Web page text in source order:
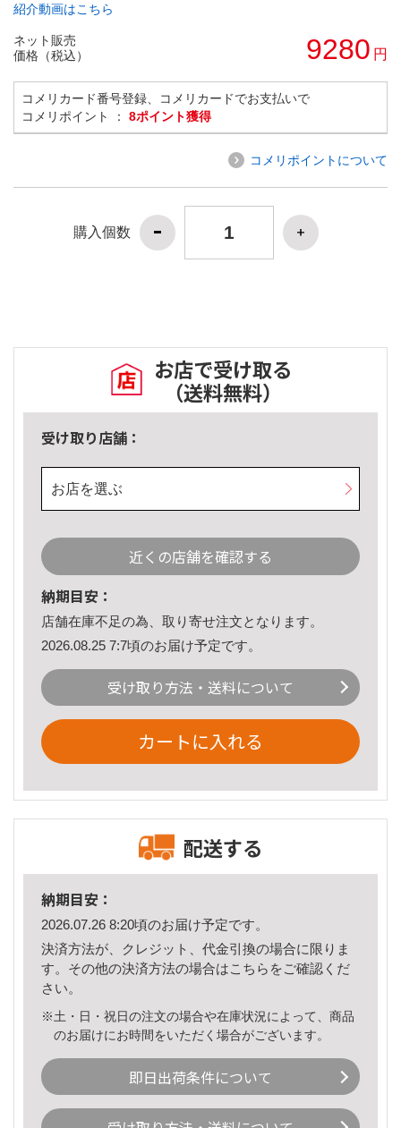
紹介動画はこちら
ネット販売
価格（税込）
9280 円
コメリカード番号登録、コメリカードでお支払いで
コメリポイント ： 8ポイント獲得
コメリポイントについて
購入個数
お店で受け取る
（送料無料）
受け取り店舗：
お店を選ぶ
近くの店舗を確認する
納期目安：
店舗在庫不足の為、取り寄せ注文となります。
2026.08.25 7:7頃のお届け予定です。
受け取り方法・送料について
カートに入れる
配送する
納期目安：
2026.07.26 8:20頃のお届け予定です。
決済方法が、クレジット、代金引換の場合に限りま
す。その他の決済方法の場合はこちら をご確認くだ
さい。
※土・日・祝日の注文の場合や在庫状況によって、商品
のお届けにお時間をいただく場合がございます。
即日出荷条件について